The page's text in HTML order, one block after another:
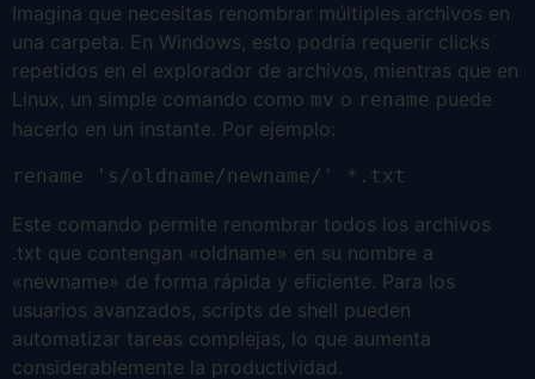
Imagina que necesitas renombrar múltiples archivos en
una carpeta. En Windows, esto podría requerir clicks
repetidos en el explorador de archivos, mientras que en
Linux, un simple comando como mv o rename puede
hacerlo en un instante. Por ejemplo:
rename 's/oldname/newname/' *.txt
Este comando permite renombrar todos los archivos
.txt que contengan «oldname» en su nombre a
«newname» de forma rápida y eficiente. Para los
usuarios avanzados, scripts de shell pueden
automatizar tareas complejas, lo que aumenta
considerablemente la productividad.